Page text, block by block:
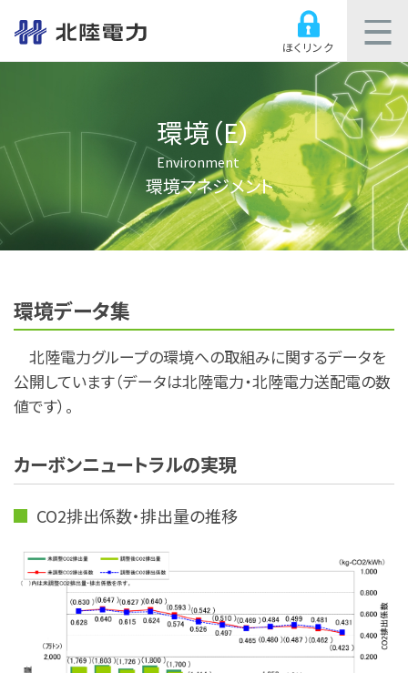
ほくリンク
環境（E）
Environment
環境マネジメント
環境データ集
北陸電力グループの環境への取組みに関するデータを
公開しています（データは北陸電力・北陸電力送配電の数
値です）。
カーボンニュートラルの実現
CO2排出係数・排出量の推移